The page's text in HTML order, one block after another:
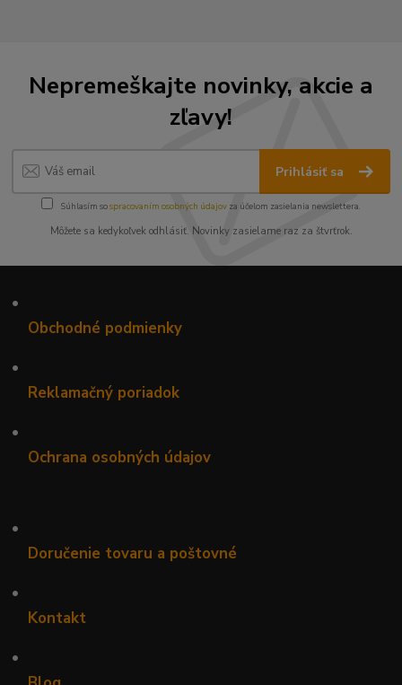
Nepremeškajte novinky, akcie a
zľavy!
Prihlásiť sa
Súhlasím sospracovaním osobných údajov za účelom zasielania newslettera.
Môžete sa kedykoľvek odhlásiť. Novinky zasielame raz za štvrťrok.
•
Obchodné podmienky
•
Reklamačný poriadok
•
Ochrana osobných údajov
•
Doručenie tovaru a poštovné
•
Kontakt
•